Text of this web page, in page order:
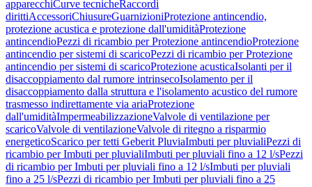
apparecchiCurve tecnicheRaccordi
dirittiAccessoriChiusureGuarnizioniProtezione antincendio,
protezione acustica e protezione dall'umiditàProtezione
antincendioPezzi di ricambio per Protezione antincendioProtezione
antincendio per sistemi di scaricoPezzi di ricambio per Protezione
antincendio per sistemi di scaricoProtezione acusticaIsolanti per il
disaccoppiamento dal rumore intrinsecoIsolamento per il
disaccoppiamento dalla struttura e l'isolamento acustico del rumore
trasmesso indirettamente via ariaProtezione
dall'umiditàImpermeabilizzazioneValvole di ventilazione per
scaricoValvole di ventilazioneValvole di ritegno a risparmio
energeticoScarico per tetti Geberit PluviaImbuti per pluvialiPezzi di
ricambio per Imbuti per pluvialiImbuti per pluviali fino a 12 l/sPezzi
di ricambio per Imbuti per pluviali fino a 12 l/sImbuti per pluviali
fino a 25 l/sPezzi di ricambio per Imbuti per pluviali fino a 25